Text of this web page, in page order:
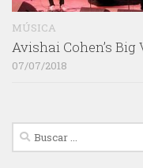
MÚSICA
Avishai Cohen’s
07/07/2018
Buscar: